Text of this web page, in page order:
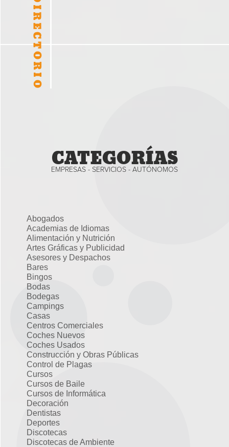
CATEGORÍAS
EMPRESAS - SERVICIOS - AUTÓNOMOS
Abogados
Academias de Idiomas
Alimentación y Nutrición
Artes Gráficas y Publicidad
Asesores y Despachos
Bares
Bingos
Bodas
Bodegas
Campings
Casas
Centros Comerciales
Coches Nuevos
Coches Usados
Construcción y Obras Públicas
Control de Plagas
Cursos
Cursos de Baile
Cursos de Informática
Decoración
Dentistas
Deportes
Discotecas
Discotecas de Ambiente